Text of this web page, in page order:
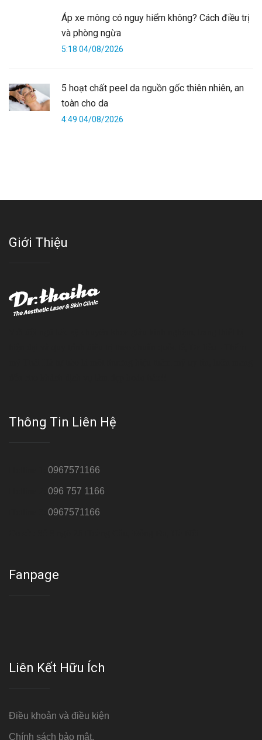
Áp xe mông có nguy hiểm không? Cách điều trị
và phòng ngừa
5:18 04/08/2026
5 hoạt chất peel da nguồn gốc thiên nhiên, an
toàn cho da
4:49 04/08/2026
Giới Thiệu
Thông Tin Liên Hệ
0967571166
096 757 1166
0967571166
Fanpage
Liên Kết Hữu Ích
Điều khoản và điều kiện
Chính sách bảo mật.